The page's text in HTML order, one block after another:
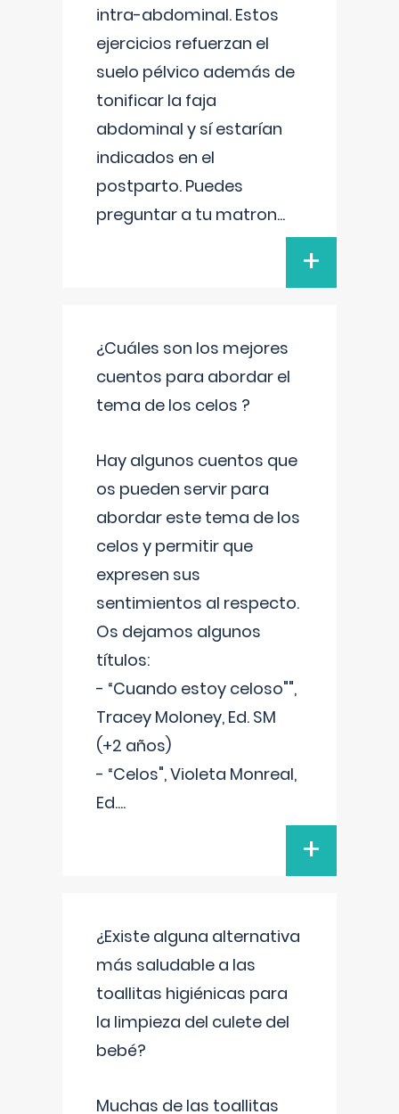
intra-abdominal. Estos
ejercicios refuerzan el
suelo pélvico además de
tonificar la faja
abdominal y sí estarían
indicados en el
postparto. Puedes
preguntar a tu matron...
+
¿Cuáles son los mejores
cuentos para abordar el
tema de los celos ?
Hay algunos cuentos que
os pueden servir para
abordar este tema de los
celos y permitir que
expresen sus
sentimientos al respecto.
Os dejamos algunos
títulos:
- “Cuando estoy celoso"",
Tracey Moloney, Ed. SM
(+2 años)
- “Celos", Violeta Monreal,
Ed....
+
¿Existe alguna alternativa
más saludable a las
toallitas higiénicas para
la limpieza del culete del
bebé?
Muchas de las toallitas